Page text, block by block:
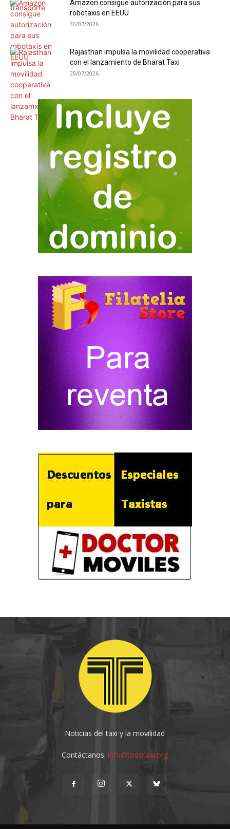
Amazon consigue autorización para sus
robotaxis en EEUU
30/07/2026
Rajasthan impulsa la movilidad cooperativa
con el lanzamiento de Bharat Taxi
28/07/2026
Noticias del taxi y la movilidad
Contáctanos:info@todotaxi.org